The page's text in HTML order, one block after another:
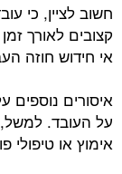
חשוב לציין, כי
קצובים לאורך
אי חידוש חוזה
איסורים נוספים
על העובד. למשל,
אימוץ או טיפולי